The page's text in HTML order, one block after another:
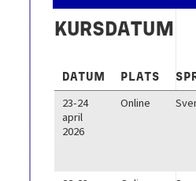
KURSDATUM
DATUM PLATS
23-24
april
2026
Online